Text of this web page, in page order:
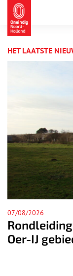
HET LAATSTE
06/08/2026
Kees
schilder